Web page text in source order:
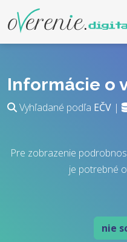
Informácie o
Vyhľadané podľa EČV |
Pre zobrazenie
je potrebné
nie